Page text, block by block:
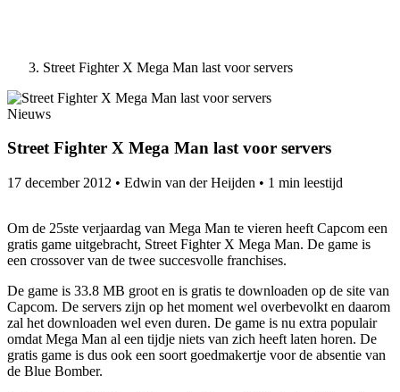
Street Fighter X Mega Man last voor servers
Nieuws
Street Fighter X Mega Man last voor servers
17 december 2012 • Edwin van der Heijden • 1 min leestijd
Om de 25ste verjaardag van Mega Man te vieren heeft Capcom een
gratis game uitgebracht, Street Fighter X Mega Man. De game is
een crossover van de twee succesvolle franchises.
De game is 33.8 MB groot en is gratis te downloaden op de site van
Capcom. De servers zijn op het moment wel overbevolkt en daarom
zal het downloaden wel even duren. De game is nu extra populair
omdat Mega Man al een tijdje niets van zich heeft laten horen. De
gratis game is dus ook een soort goedmakertje voor de absentie van
de Blue Bomber.